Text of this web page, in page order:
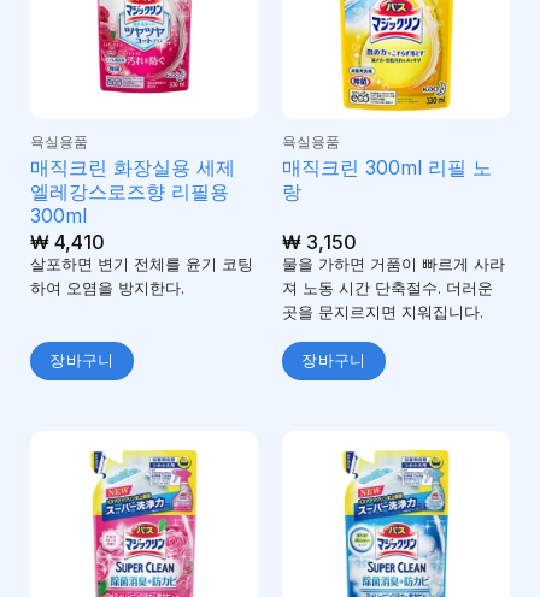
욕실용품
매직크린 화장실용 세제
엘레강스로즈향 리필용
300ml
₩4,410
살포하면 변기 전체를 윤기 코팅
하여 오염을 방지한다.
장바구니
욕실용품
매직크린 300ml 리필 노
랑
₩3,150
물을 가하면 거품이 빠르게 사라
져 노동 시간 단축절수. 더러운
곳을 문지르지면 지워집니다.
장바구니